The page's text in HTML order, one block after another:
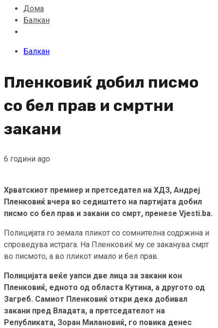
Дома
Балкан
Балкан
Пленковиќ добил писмо
со бел прав и смртни
закани
6 години ago
Хрватскиот премиер и претседател на ХДЗ, Андреј
Пленковиќ вчера во седиштето на партијата добил
писмо со бел прав и закани со смрт, пренеse Vjesti.ba.
Полицијата го земала пликот со сомнителна содржина и
спроведува истрага. На Пленковиќ му се заканува смрт
во писмото, а во пликот имало и бел прав.
Полицијата веќе уапси две лица за закани кон
Пленковиќ, едното од областа Кутина, а другото од
Загреб. Самиот Пленковиќ откри дека добивал
закани пред Владата, а претседателот на
Републиката, Зоран Милановиќ, го повика денес